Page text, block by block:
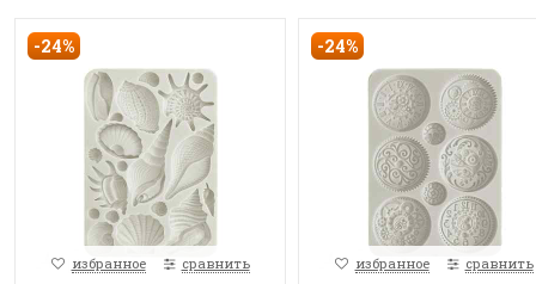
-24%
избранное сравнить
-24%
избранное сравнить